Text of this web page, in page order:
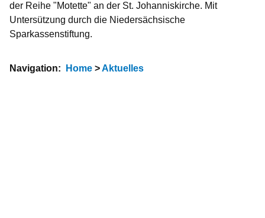
der Reihe "Motette" an der St. Johanniskirche. Mit
Untersützung durch die Niedersächsische
Sparkassenstiftung.
Navigation: Home >Aktuelles